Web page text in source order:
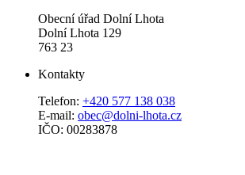
Obecní úřad Dolní Lhota
Dolní Lhota 129
763 23
Kontakty
Telefon: +420 577 138 038
E-mail: obec@dolni-lhota.cz
IČO: 00283878